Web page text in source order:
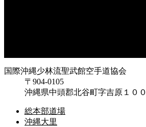
国際沖縄少林流聖武館空手道協会
〒904-0105
沖縄県中頭郡北谷町字吉原１０
総本部道場
沖縄大里